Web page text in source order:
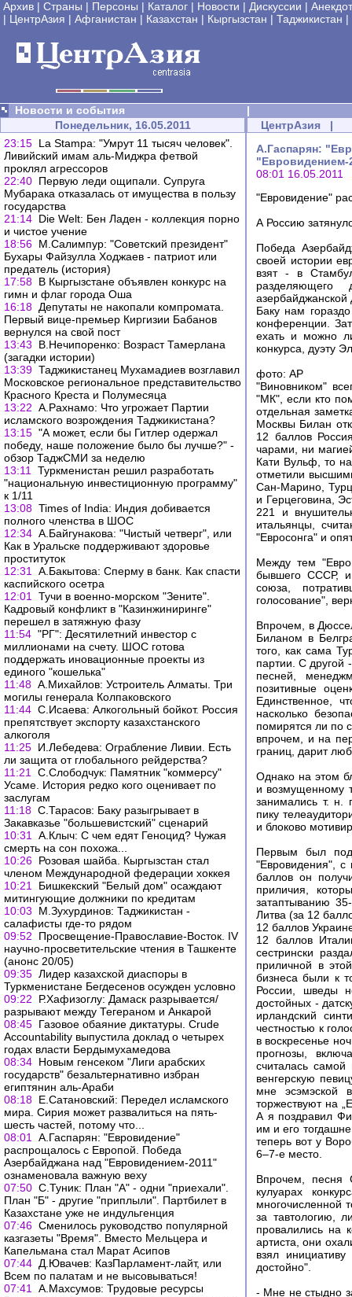
Архив | Страны | Персоны | Каталог | Новости | Дискуссии |
| ЦентрАзия | Афганистан | Казахстан | Кыргызстан | Таджикистан |
Новости и события
|
Понедельник, 16.05.2011
23:15 La Stampa: "Умрут 11 тысяч человек".
Ливийский имам аль-Миджра фетвой
проклял агрессоров
22:40 Первую леди ощипали. Супруга
Мубарака отказалась от имущества в пользу
государства
21:14 Die Welt: Бен Ладен - коллекция порно
и чистое учение
18:56 М.Салимпур: "Советский президент"
Бухары Файзулла Ходжаев - патриот или
предатель (история)
17:58 В Кыргызстане объявлен конкурс на
гимн и флаг города Оша
16:18 Депутаты не накопали компромата.
Первый вице-премьер Киргизии Бабанов
вернулся на свой пост
13:43
В.Нечипоренко: Возраст Тамерлана
(загадки истории)
13:39 Таджикистанец Мухамадиев возглавил
Московское региональное представительство
Красного Креста и Полумесяца
13:22 А.Рахнамо: Что угрожает Партии
исламского возрождения Таджикистана?
13:15 "А может, если бы Гитлер одержал
победу, наше положение было бы лучше?" -
обзор ТаджСМИ за неделю
13:11
Туркменистан решил разработать
"национальную инвестиционную программу"
к 1/11
13:08 Times of India: Индия добивается
полного членства в ШОС
12:34 А.Байгунакова: "Чистый четверг", или
Как в Уральске поддерживают здоровье
проституток
12:31
А.Бакытова: Сперму в банк. Как спасти
каспийского осетра
12:01
Тучи в военно-морском "Зените".
Кадровый конфликт в "Казинжиниринге"
перешел в затяжную фазу
11:54 "РГ": Десятилетний инвестор с
миллионами на счету. ШОС готова
поддержать иновационные проекты из
единого "кошелька"
11:48 А.Михайлов: Устроитель Алматы. Три
могилы генерала Колпаковского
11:44 С.Исаева: Алкогольный бойкот. Россия
препятствует экспорту казахстанского
алкоголя
11:25 И.Лебедева: Ограбление Ливии. Есть
ли защита от глобального рейдерства?
11:21
С.Слободчук: Памятник "коммерсу"
Усаме. История редко кого оценивает по
заслугам
11:18 С.Тарасов: Баку разыгрывает в
Закавказье "большевистский" сценарий
10:31
А.Клыч: С чем едят Геноцид? Чужая
смерть на сон похожа...
10:26 Розовая шайба. Кыргызстан стал
членом Международной федерации хоккея
10:21
Бишкекский "Белый дом" осаждают
митингующие должники по кредитам
10:03
М.Зухурдинов: Таджикистан -
салафисты где-то рядом
09:52
Просвещение-Православие-Восток. IV
научно-просветительские чтения в Ташкенте
(анонс 20/05)
09:35 Лидер казахской диаспоры в
Туркменистане Бегдесенов осужден условно
09:22
Р.Хафизоглу: Дамаск разрывается/
разрывают между Тегераном и Анкарой
08:45 Газовое обаяние диктатуры. Crude
Accountability выпустила доклад о четырех
годах власти Бердымухамедова
08:34 Новым генсеком "Лиги арабских
государств" безальтернативно избран
египтянин аль-Араби
08:18 Е.Сатановский: Передел исламского
мира. Сирия может развалиться на пять-
шесть частей, потому что...
08:01
А.Гаспарян: "Евровидение"
распрощалось с Европой. Победа
Азербайджана над "Евровидением-2011"
ознаменовала важную веху
07:50 С.Туник: План "А" - одни "приехали".
План "Б" - другие "приплыли". Партбилет в
Казахстане уже не индульгенция
07:46 Сменилось руководство популярной
казгазеты "Время". Вместо Мельцера и
Капельмана стал Марат Асипов
07:44 Д.Ювачев: КазПарламент-лайт, или
Всем по палатам и не высовываться!
07:41
А.Махсумов: Трудовые ресурсы
ЦентрАзия |
А.Гаспарян:
"Евровидением-
08:01 16.05.2011
"Евровидение"
А Россию
Победа
своей истории
взят - в
разделяющего
Баку нам
конференции.
ехать и можно
конкурса, дуэту
фото: AP
"Виновником"
"МК", если кто
отдельная
Москвы Билан
12 баллов
чарами, ни
Кати Вульф, то
отметили
Сан-Марино,
и Герцеговина,
221 и
итальянцы,
"Евросонга" и
Между тем
бывшего СССР, и
союза,
голосование",
Впрочем, в
Биланом в
того, как сама
партии. С другой
песней,
позитивные
Единственное,
насколько
помирятся ли по
впрочем, и на
границ, дарит
Однако на этом
и возмущенному
занимались т.
пику
и блоково
Первым был
"Евровидения", с
баллов он
приличия,
затаптыванию
Литва (за 12
12 баллов
12 баллов
сестрински
приличной в
бизнеса были к
России, шведы
достойных -
ирландский
честностью к
в воскресенье
прогнозы,
считалась
венгерскую
мне эсэмэской
торжествуют на
А я поздравил
им и его
теперь вот у
6–7-е место.
Впрочем, песня
кулуарах
многочисленной
за тавтологию,
провалились на
артиста, они
взял
достойно".
- Мне не стыдно